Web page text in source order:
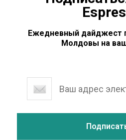
Ежедневный дайджест
Молдовы на